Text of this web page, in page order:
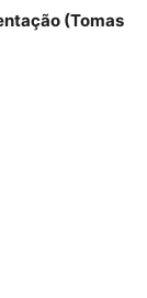
(Tomas